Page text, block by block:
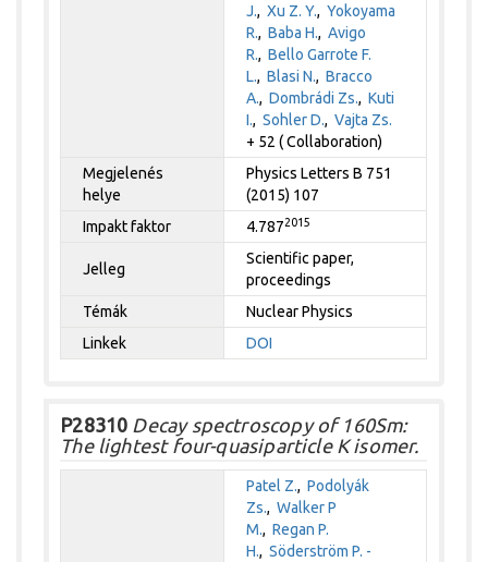
J.,Xu Z. Y.,Yokoyama
R.,Baba H.,Avigo
R.,Bello Garrote F.
L.,Blasi N.,Bracco
A.,Dombrádi Zs.,Kuti
I.,Sohler D.,Vajta Zs.
+ 52 ( Collaboration)
Megjelenés
helye
Physics Letters B 751
(2015) 107
Impakt faktor
4.7872015
Jelleg
Scientific paper,
proceedings
Témák
Nuclear Physics
Linkek
DOI
P28310 Decay spectroscopy of 160Sm:
The lightest four-quasiparticle K isomer.
Patel Z.,Podolyák
Zs.,Walker P
M.,Regan P.
H.,Söderström P. -